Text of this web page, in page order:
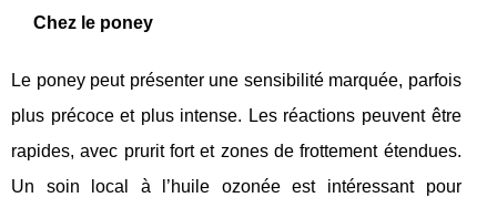
Chez le poney
Le poney peut présenter une sensibilité marquée, parfois
plus précoce et plus intense. Les réactions peuvent être
rapides, avec prurit fort et zones de frottement étendues.
Un soin local à l’huile ozonée est intéressant pour